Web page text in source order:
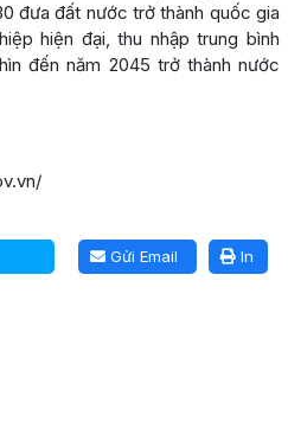
đưa đất nước trở thành quốc gia
hiện đại, thu nhập trung bình
đến năm 2045 trở thành nước
In
Gửi Email